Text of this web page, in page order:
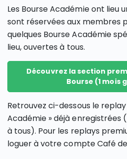
Les Bourse Académie ont lieu
sont réservées aux membres
quelques Bourse Académie
lieu, ouvertes à tous.
Découvrez la section
Bourse (1 mois
Retrouvez ci-dessous le
Académie » déjà enregistrées
à tous). Pour les replays
loguer à votre compte Café